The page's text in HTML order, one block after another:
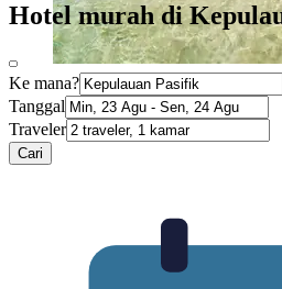
Hotel murah di
Ke mana?
Tanggal
Traveler
Cari